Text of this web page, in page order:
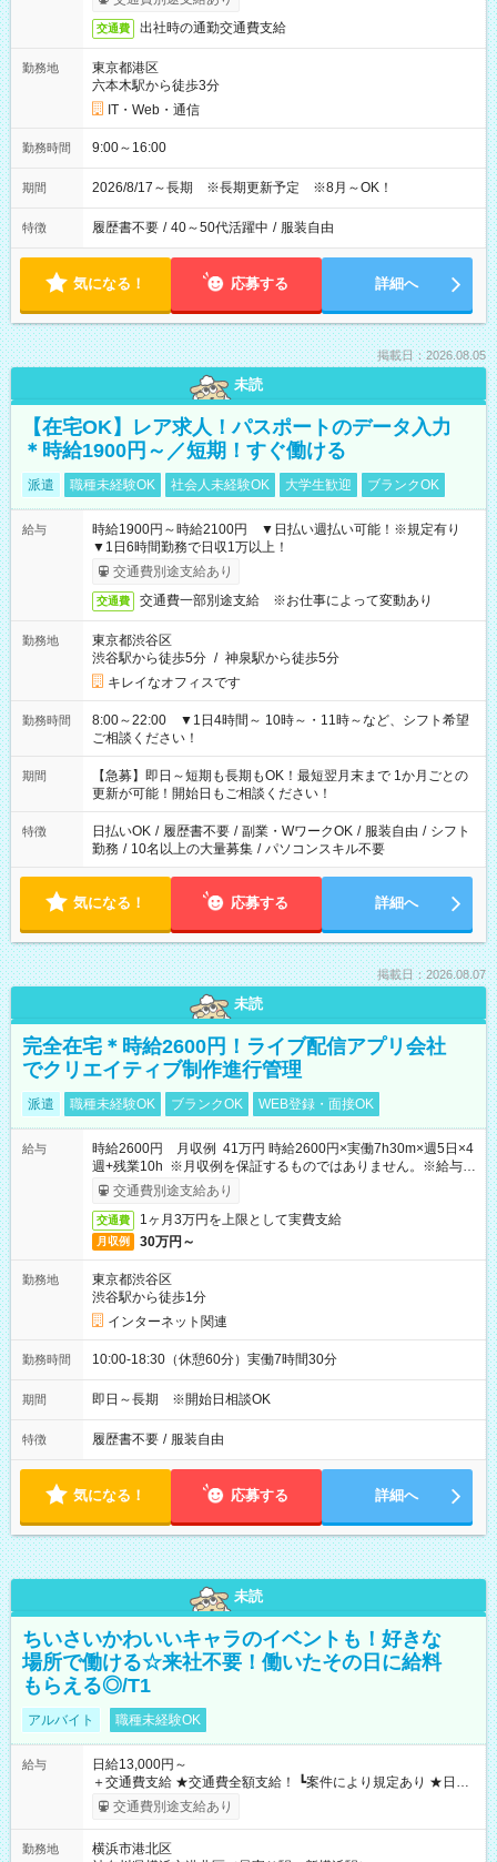
交通費 出社時の通勤交通費支給
勤務地
東京都港区
六本木駅から徒歩3分
IT・Web・通信
勤務時間 9:00～16:00
期間 2026/8/17～長期 ※長期更新予定 ※8月～OK！
特徴 履歴書不要 / 40～50代活躍中 / 服装自由
気になる！ 応募する 詳細へ
掲載日：2026.08.05
未読
【在宅OK】レア求人！パスポートのデータ入力
＊時給1900円～／短期！すぐ働ける
派遣 職種未経験OK 社会人未経験OK 大学生歓迎 ブランクOK
給与
時給1900円～時給2100円 ▼日払い週払い可能！※規定有り
▼1日6時間勤務で日収1万以上！
交通費別途支給あり
交通費 交通費一部別途支給 ※お仕事によって変動あり
勤務地
東京都渋谷区
渋谷駅から徒歩5分 / 神泉駅から徒歩5分
キレイなオフィスです
勤務時間
8:00～22:00 ▼1日4時間～ 10時～・11時～など、シフト希望
ご相談ください！
期間
【急募】即日～短期も長期もOK！最短翌月末まで 1か月ごとの
更新が可能！開始日もご相談ください！
特徴 日払いOK / 履歴書不要 / 副業・WワークOK / 服装自由 / シフト
勤務 / 10名以上の大量募集 / パソコンスキル不要
気になる！ 応募する 詳細へ
掲載日：2026.08.07
未読
完全在宅＊時給2600円！ライブ配信アプリ会社
でクリエイティブ制作進行管理
派遣 職種未経験OK ブランクOK WEB登録・面接OK
給与
時給2600円 月収例 41万円 時給2600円×実働7h30m×週5日×4
週+残業10h ※月収例を保証するものではありません。※給与即
受取りサービス利用可（利用条件有）
交通費別途支給あり
交通費 1ヶ月3万円を上限として実費支給
月収例 30万円～
勤務地
東京都渋谷区
渋谷駅から徒歩1分
インターネット関連
勤務時間 10:00-18:30（休憩60分）実働7時間30分
期間 即日～長期 ※開始日相談OK
特徴 履歴書不要 / 服装自由
気になる！ 応募する 詳細へ
未読
ちいさいかわいいキャラのイベントも！好きな
場所で働ける☆来社不要！働いたその日に給料
もらえる◎/T1
アルバイト 職種未経験OK
給与
日給13,000円～
＋交通費支給 ★交通費全額支給！ ┗案件により規定あり ★日払
いOK！（規定あり） ┗働いたその日に現金GET♪ お仕事後はコ
ンビニATMから 日払い分を引き落とせます！ 【試用期間】試
交通費別途支給あり
勤務地
横浜市港北区